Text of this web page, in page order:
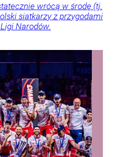
wrócą w środę (tj.
siatkarzy z przygodami
Narodów.